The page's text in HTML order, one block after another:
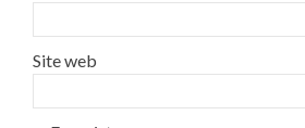
Site web